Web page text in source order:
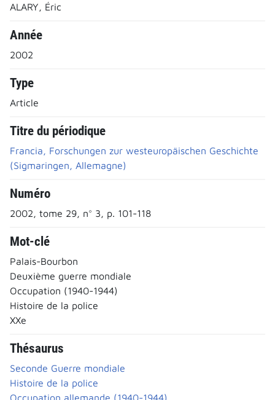
ALARY, Éric
Année
2002
Type
Article
Titre du périodique
Francia, Forschungen zur westeuropäischen Geschichte
(Sigmaringen, Allemagne)
Numéro
2002, tome 29, n° 3, p. 101-118
Mot-clé
Palais-Bourbon
Deuxième guerre mondiale
Occupation (1940-1944)
Histoire de la police
XXe
Thésaurus
Seconde Guerre mondiale
Histoire de la police
Occupation allemande (1940-1944)